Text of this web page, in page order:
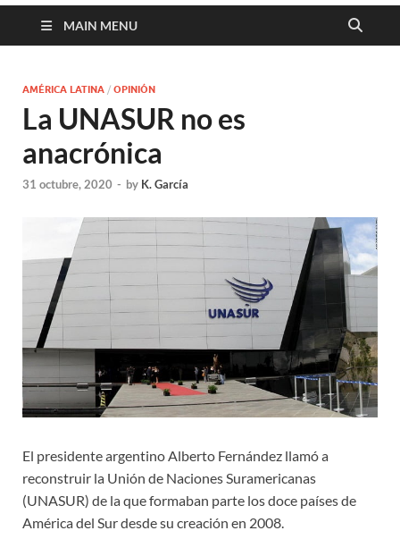
MAIN MENU
AMÉRICA LATINA / OPINIÓN
La UNASUR no es
anacrónica
31 octubre, 2020 - by K. García
El presidente argentino Alberto Fernández llamó a
reconstruir la Unión de Naciones Suramericanas
(UNASUR) de la que formaban parte los doce países de
América del Sur desde su creación en 2008.